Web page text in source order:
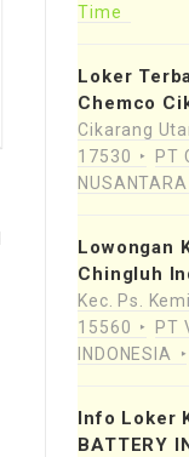
Time
Loker
Chemco
Cikarang
17530
PT
NUSANTARA
Lowongan
Chingluh
Kec. Ps.
15560
PT
INDONESIA
Info Loker
BATTERY